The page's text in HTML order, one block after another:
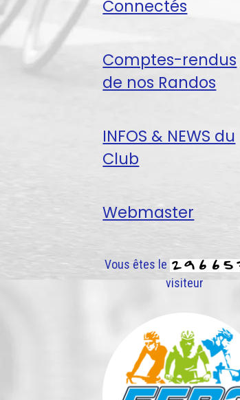
Connectés
Comptes-rendus
de nos Randos
INFOS & NEWS du
Club
Webmaster
Vous êtes le
visiteur